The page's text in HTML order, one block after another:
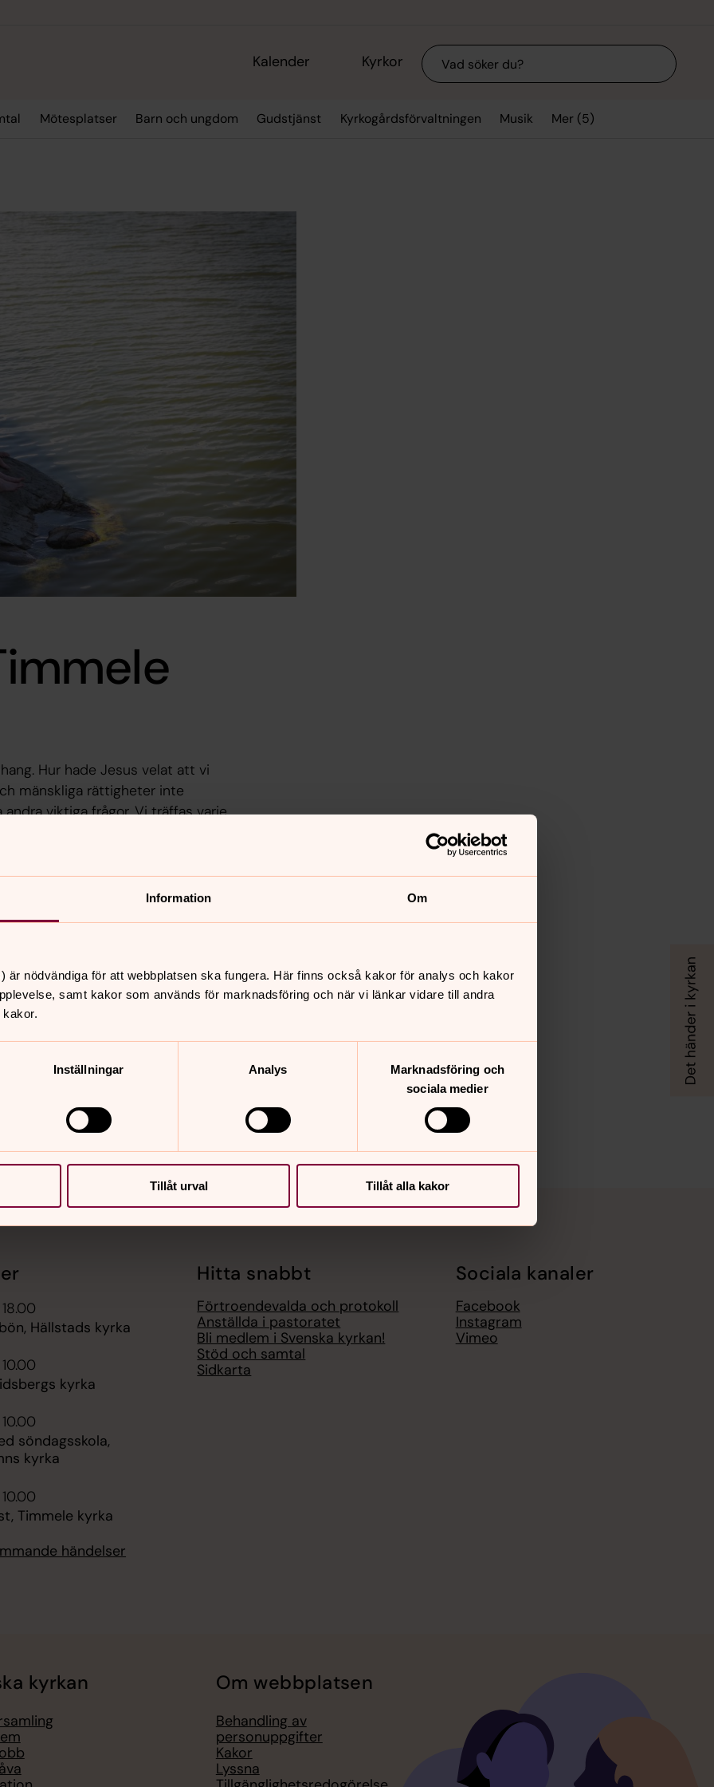
Information Om
är nödvändiga för att webbplatsen ska fungera. Här finns också kakor för analys och kakor
samt kakor som används för marknadsföring och när vi länkar vidare till andra
Inställningar Analys
Marknadsföring och
sociala medier
Tillåt urval Tillåt alla kakor
Kalender Kyrkor Sök
Mötesplatser Barn och ungdom Gudstjänst Kyrkogårdsförvaltningen Musik Mer (5)
Hur hade Jesus velat att vi
mänskliga rättigheter inte
viktiga frågor. Vi träffas varje
på våren.
Hällstads kyrka
kyrka
söndagsskola,
kyrka
Timmele kyrka
händelser
Hitta snabbt
Förtroendevalda och protokoll
Anställda i pastoratet
Bli medlem i Svenska kyrkan!
Stöd och samtal
Sidkarta
Sociala kanaler
Facebook
Instagram
Vimeo
kyrkan Om webbplatsen
Behandling av
personuppgifter
Kakor
Lyssna